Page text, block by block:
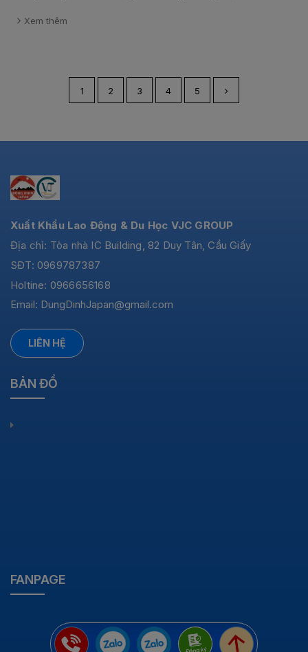
Xem thêm
1 2 3 4 5
Xuất Khẩu Lao Động & Du Học VJC GROUP
Địa chỉ: Tòa nhà IC Building, 82 Duy Tân, Cầu Giấy
SĐT: 0969787387
Holtine: 0966656168
Email: DungDinhJapan@gmail.com
LIÊN HỆ
BẢN ĐỒ
FANPAGE